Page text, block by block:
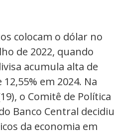
colocam o dólar no
de 2022, quando
acumula alta de
em 2024. Na
o Comitê de Política
Banco Central decidiu
da economia em